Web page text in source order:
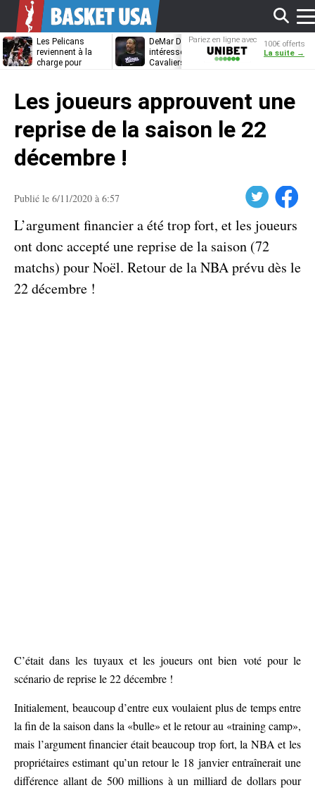
Les Pelicans
reviennent à la
charge pour
DeMar DeRozan
intéresse aussi les
Cavaliers et les
La piste
James
Pariez en ligne avec
Unibet
100€ offerts
La suite →
Les joueurs approuvent une
reprise de la saison le 22
décembre !
Publié le 6/11/2020 à 6:57 Facebook
L’argument financier a été trop fort, et les joueurs
ont donc accepté une reprise de la saison (72
matchs) pour Noël. Retour de la NBA prévu dès le
22 décembre !
C’était dans les tuyaux et les joueurs ont bien voté pour le
scénario de reprise le 22 décembre !
Initialement, beaucoup d’entre eux voulaient plus de temps entre
la fin de la saison dans la «bulle» et le retour au «training camp»,
mais l’argument financier était beaucoup trop fort, la NBA et les
propriétaires estimant qu’un retour le 18 janvier entraînerait une
différence allant de 500 millions à un milliard de dollars pour